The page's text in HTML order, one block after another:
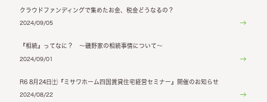
クラウドファンディングで集めたお金、税金どうなるの？
2024/09/05
『相続』ってなに？ ～磯野家の相続事情について～
2024/09/01
R6 8月24日㈯『ミサワホーム四国賃貸住宅経営セミナー』開催のお知らせ
2024/08/22